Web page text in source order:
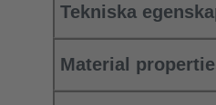
Tekniska
Material